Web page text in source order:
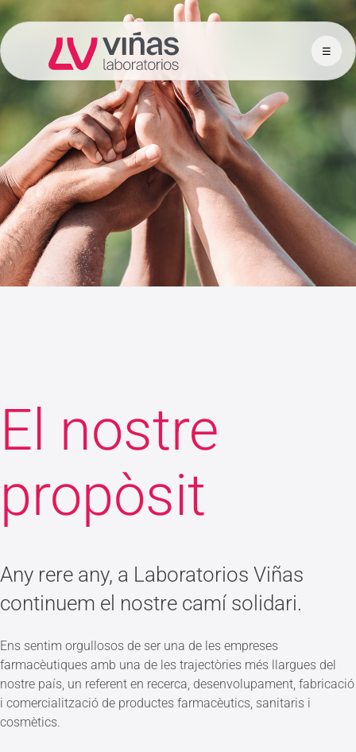
Laboratorios Viñas ☰
El nostre
propòsit
Any rere any, a Laboratorios Viñas
continuem el nostre camí solidari.
Ens sentim orgullosos de ser una de les empreses
farmacèutiques amb una de les trajectòries més llargues del
nostre país, un referent en recerca, desenvolupament, fabricació
i comercialització de productes farmacèutics, sanitaris i
cosmètics.